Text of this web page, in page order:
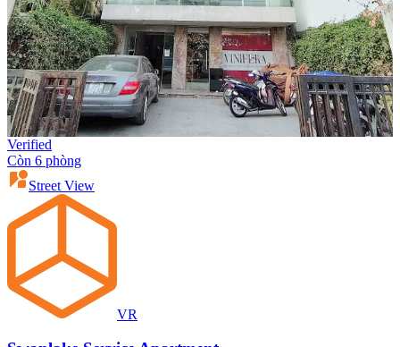
Verified
Còn 6 phòng
Street View
VR